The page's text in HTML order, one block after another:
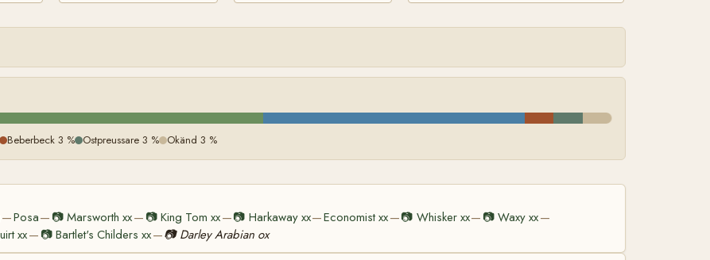
Beberbeck 3 % Ostpreussare 3 % Okänd 3 %
—Posa— 📷 Marsworth xx— 📷King Tom xx—📷 Harkaway xx—Economist xx—📷 Whisker xx— 📷Waxy xx—
xx— 📷Bartlet's Childers xx—📷 Darley Arabian ox